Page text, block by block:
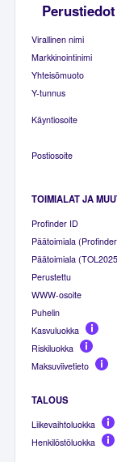
Perustiedot
Virallinen nimi
Markkinointinimi
Yhteisömuoto
Y-tunnus
Käyntiosoite
Postiosoite
TOIMIALAT JA
Profinder ID
Päätoimiala
Päätoimiala
Perustettu
WWW-osoite
Puhelin
Kasvuluokka
Riskiluokka
Maksuviivetieto
TALOUS
Liikevaihtoluokka
Henkilöstöluokka